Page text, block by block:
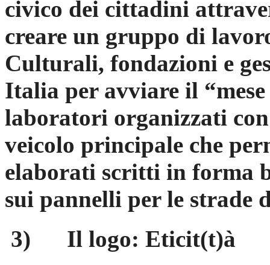
civico dei cittadini
creare un gruppo di
Culturali, fondazioni e
Italia per avviare il
laboratori organizzati
veicolo principale che
elaborati scritti in forma
sui pannelli per le strade
3) Il logo: Eticit(t)à